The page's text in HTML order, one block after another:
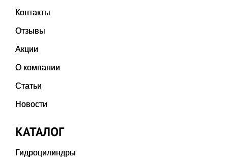
Контакты
Отзывы
Акции
О компании
Статьи
Новости
КАТАЛОГ
Гидроцилиндры